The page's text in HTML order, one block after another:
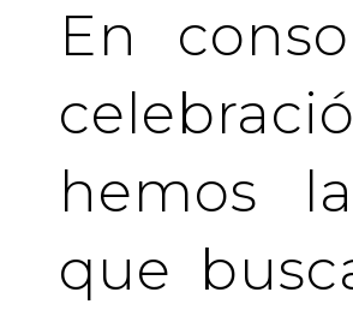
En
hemos
que